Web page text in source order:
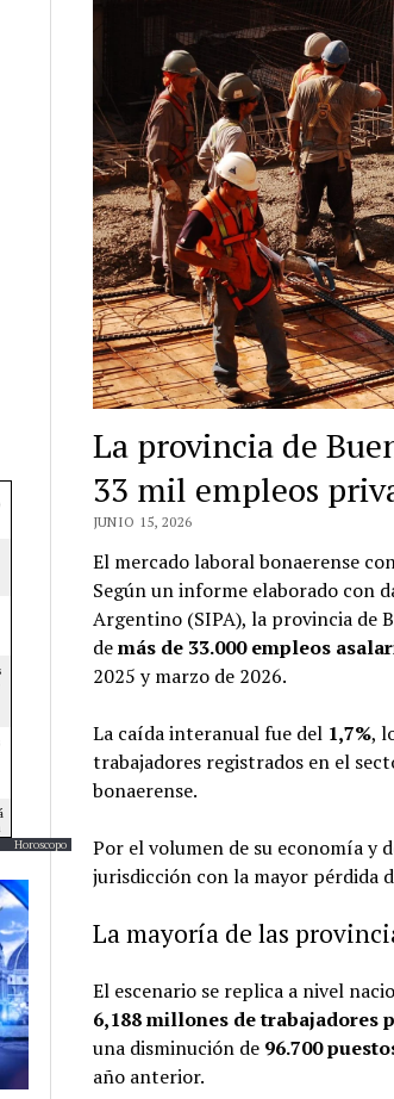
Horoscopo
La provincia de
33 mil empleos
JUNIO 15, 2026
El mercado laboral bonaerense
Según un informe elaborado con
Argentino (SIPA), la provincia de
demás de 33.000 empleos
2025 y marzo de 2026.
La caída interanual fue del 1,7%,
trabajadores registrados en el
bonaerense.
Por el volumen de su economía y
jurisdicción con la mayor pérdida
La mayoría de las
El escenario se replica a nivel
6,188 millones de trabajadores
una disminución de 96.700
año anterior.